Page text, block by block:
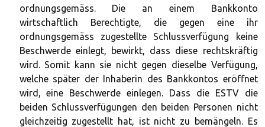
ordnungsgemäss. Die an einem Bankkonto
wirtschaftlich Berechtigte, die gegen eine ihr
ordnungsgemäss zugestellte Schlussverfügung keine
Beschwerde einlegt, bewirkt, dass diese rechtskräftig
wird. Somit kann sie nicht gegen dieselbe Verfügung,
welche später der Inhaberin des Bankkontos eröffnet
wird, eine Beschwerde einlegen. Dass die ESTV die
beiden Schlussverfügungen den beiden Personen nicht
gleichzeitig zugestellt hat, ist nicht zu bemängeln. Es